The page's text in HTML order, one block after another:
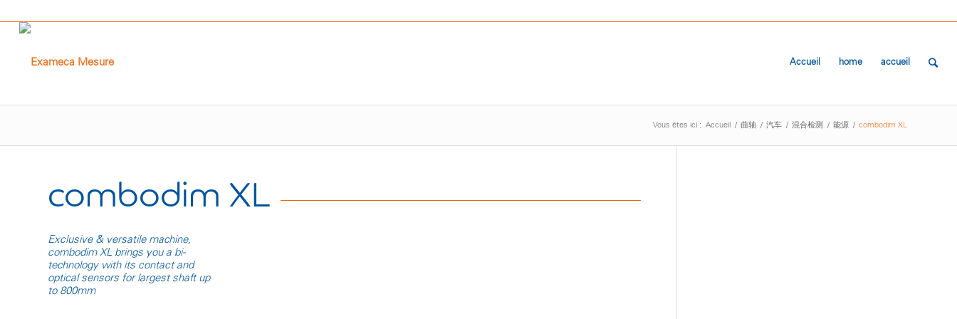
Accueil home accueil
Vous êtes ici : Accueil / 曲轴 / 汽车 / 混合检测 / 能源 / combodim XL
combodim XL
Exclusive & versatile machine,
combodim XL brings you a bi-
technology with its contact and
optical sensors for largest shaft up
to 800mm